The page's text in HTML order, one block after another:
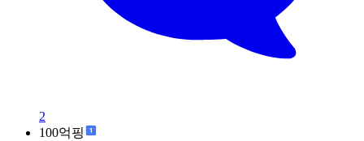
2
100억핑